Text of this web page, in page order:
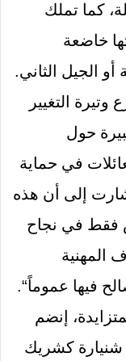
كما تملك
خاضعة
الجيل الثاني.
وتيرة التغيير
حول
في حماية
إلى أن هذه
فقط في نجاح
المهنية
فيها عموماً“.
إنضم
شنيارة كشريك